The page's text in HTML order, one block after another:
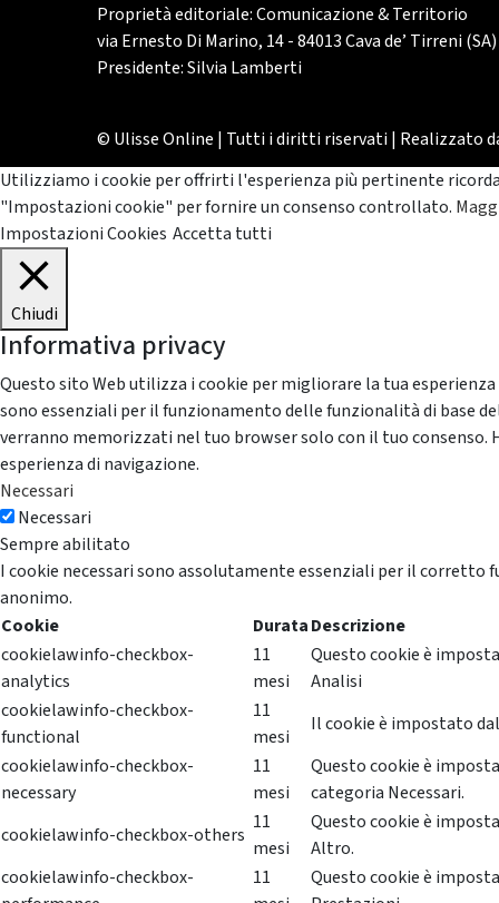
Proprietà editoriale: Comunicazione & Territorio
via Ernesto Di Marino, 14 - 84013 Cava de’ Tirreni (SA)
Presidente: Silvia Lamberti
© Ulisse Online | Tutti i diritti riservati | Realizzato
Utilizziamo i cookie per offrirti l'esperienza più pertinente
"Impostazioni cookie" per fornire un consenso controllato.
Impostazioni Cookies Accetta tutti
Chiudi
Informativa privacy
Questo sito Web utilizza i cookie per migliorare la tua
sono essenziali per il funzionamento delle funzionalità di base
verranno memorizzati nel tuo browser solo con il tuo
esperienza di navigazione.
Necessari
Necessari
Sempre abilitato
I cookie necessari sono assolutamente essenziali per il
anonimo.
Cookie
DurataDescrizione
cookielawinfo-checkbox-
analytics
11
mesi
Questo cookie è
Analisi
cookielawinfo-checkbox-
functional
11
mesi
Il cookie è impostato
cookielawinfo-checkbox-
necessary
11
mesi
Questo cookie è
categoria Necessari.
cookielawinfo-checkbox-others
11
mesi
Questo cookie è
Altro.
cookielawinfo-checkbox-
11
Questo cookie è